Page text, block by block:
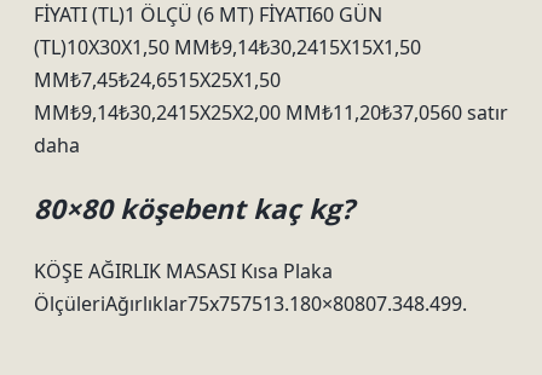
FİYATI (TL)1 ÖLÇÜ (6 MT) FİYATI60 GÜN
(TL)10X30X1,50 MM₺9,14₺30,2415X15X1,50
MM₺7,45₺24,6515X25X1,50
MM₺9,14₺30,2415X25X2,00 MM₺11,20₺37,0560 satır
daha
80×80 köşebent kaç kg?
KÖŞE AĞIRLIK MASASI Kısa Plaka
ÖlçüleriAğırlıklar75x757513.180×80807.348.499.